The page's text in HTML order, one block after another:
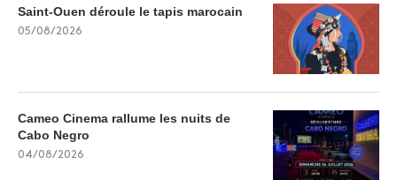
Saint-Ouen déroule le tapis marocain
05/08/2026
Cameo Cinema rallume les nuits de
Cabo Negro
04/08/2026